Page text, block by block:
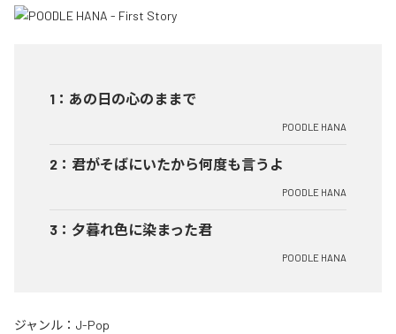
1 ： あの日の心のままで
POODLE HANA
2 ： 君がそばにいたから何度も言うよ
POODLE HANA
3 ： 夕暮れ色に染まった君
POODLE HANA
ジャンル： J-Pop